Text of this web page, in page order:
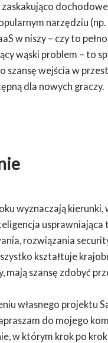
narzędziu
w niszy – czy to
wąski problem – to
szansę wejścia w
dla nowych graczy.
wyznaczają
rozwiązania
kształtuje
mają szansę zdobyć
własnego projektu
do mojego
w którym krok po